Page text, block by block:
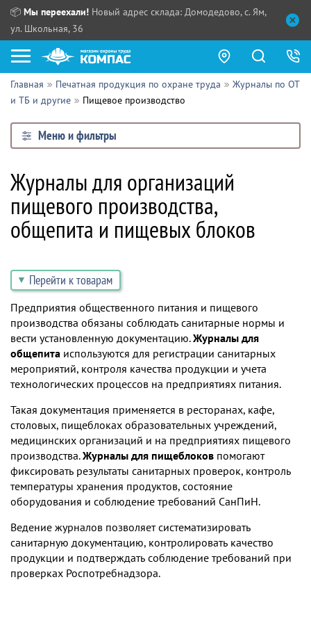
📦 Мы переехали! Новый адрес склада: Домодедово, с. Ям,
ул. Школьная, 36
Как купить?
Прайс-листы
Сотрудничество
Партнерам
Поставщикам
Контакты
ПТ:
СБ, ВС:
Выдача продукции:
Главная Печатная продукция по охране труда
Журналы по ОТ
и ТБ и другие
Пищевое производство
Меню и фильтры
Журналы для организаций
пищевого производства,
общепита и пищевых блоков
Перейти к товарам
Предприятия общественного питания и пищевого
производства обязаны соблюдать санитарные нормы и
вести установленную документацию.Журналы для
общепита используются для регистрации санитарных
мероприятий, контроля качества продукции и учета
технологических процессов на предприятиях питания.
Такая документация применяется в ресторанах, кафе,
столовых, пищеблоках образовательных учреждений,
медицинских организаций и на предприятиях пищевого
производства.Журналы для пищеблоков помогают
фиксировать результаты санитарных проверок, контроль
температуры хранения продуктов, состояние
оборудования и соблюдение требований СанПиН.
Ведение журналов позволяет систематизировать
санитарную документацию, контролировать качество
продукции и подтверждать соблюдение требований при
проверках Роспотребнадзора.